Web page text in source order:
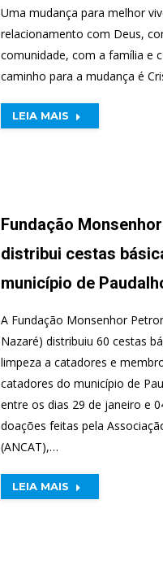
Uma mudança para melhor
relacionamento com Deus,
comunidade, com a família e
caminho para a mudança é
LEIA MAIS
Fundação
distribui cestas
município de
A Fundação Monsenhor
Nazaré) distribuiu 60 cestas
limpeza a catadores e
catadores do município de
entre os dias 29 de janeiro e
doações feitas pela
(ANCAT),…
LEIA MAIS